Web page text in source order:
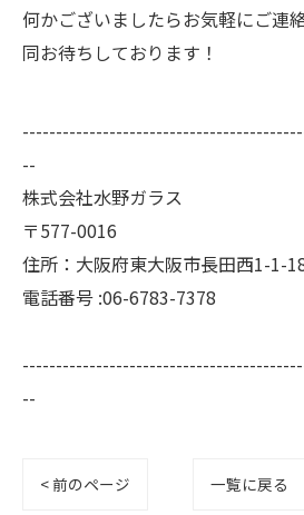
何かございましたらお気軽にご連
同お待ちしております！
--
株式会社水野ガラス
〒577-0016
住所：大阪府東大阪市長田西1-1-
電話番号 :06-6783-7378
--
< 前のページ 一覧に戻る